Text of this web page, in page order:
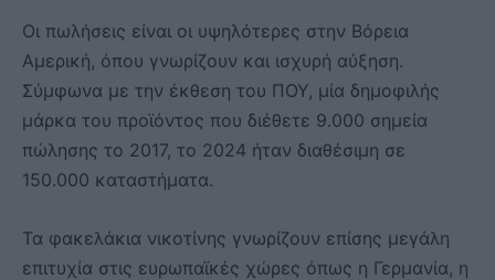
Οι πωλήσεις είναι οι υψηλότερες στην Βόρεια
Αμερική, όπου γνωρίζουν και ισχυρή αύξηση.
Σύμφωνα με την έκθεση του ΠΟΥ, μία δημοφιλής
μάρκα του προϊόντος που διέθετε 9.000 σημεία
πώλησης το 2017, το 2024 ήταν διαθέσιμη σε
150.000 καταστήματα.
Τα φακελάκια νικοτίνης γνωρίζουν επίσης μεγάλη
επιτυχία στις ευρωπαϊκές χώρες όπως η Γερμανία, η